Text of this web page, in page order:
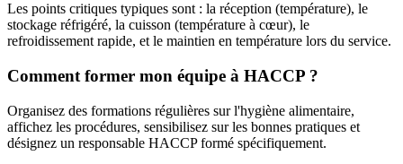
Les points critiques typiques sont : la réception (température), le
stockage réfrigéré, la cuisson (température à cœur), le
refroidissement rapide, et le maintien en température lors du service.
Comment former mon équipe à HACCP ?
Organisez des formations régulières sur l'hygiène alimentaire,
affichez les procédures, sensibilisez sur les bonnes pratiques et
désignez un responsable HACCP formé spécifiquement.